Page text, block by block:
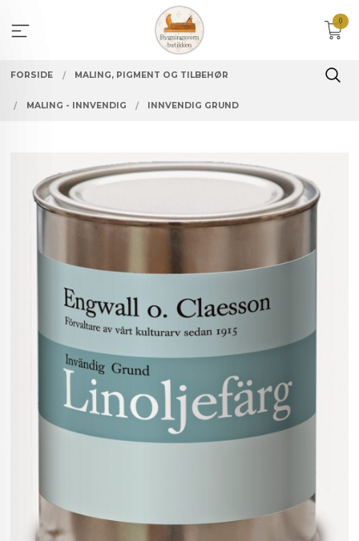
innholdet
0
FORSIDE MALING, PIGMENT OG TILBEHØR
MALING - INNVENDIG INNVENDIG GRUND